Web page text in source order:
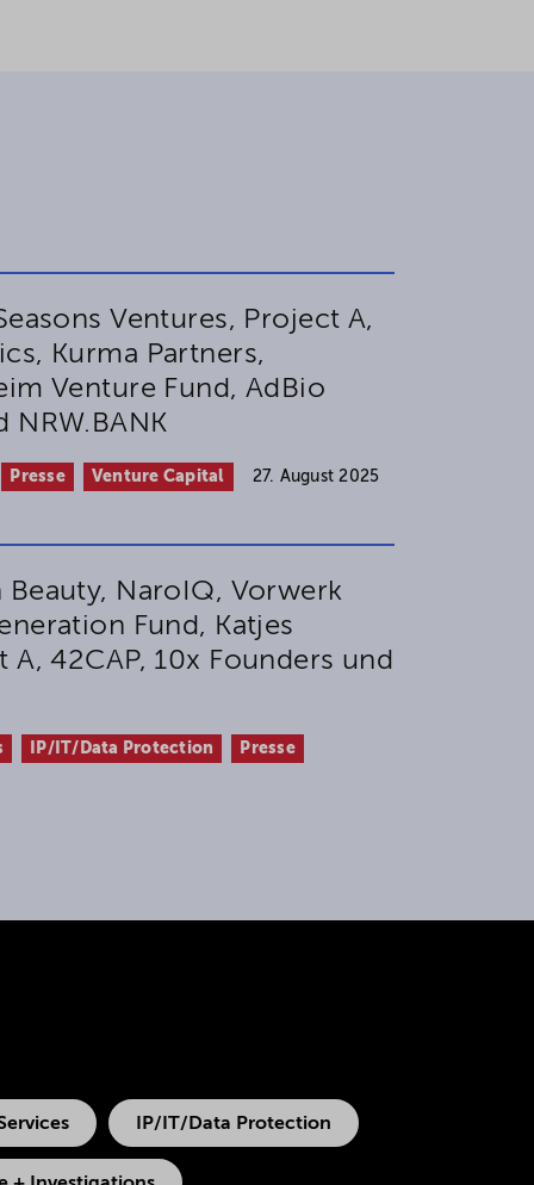
Ventures, Project A,
Kurma Partners,
Venture Fund, AdBio
NRW.BANK
Presse Venture Capital 27. August 2025
Beauty, NaroIQ, Vorwerk
Fund, Katjes
42CAP, 10x Founders und
IP/IT/Data Protection Presse
IP/IT/Data Protection